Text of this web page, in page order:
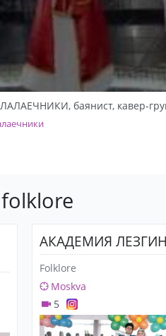
баянист, кавер-
АКАДЕМИЯ
Folklore
Moskva
5